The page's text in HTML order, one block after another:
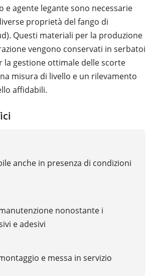
e agente legante sono necessarie
proprietà del fango di
Questi materiali per la produzione
vengono conservati in serbatoi
la gestione ottimale delle scorte
misura di livello e un rilevamento
affidabili.
anche in presenza di condizioni
nonostante i
e adesivi
e messa in servizio